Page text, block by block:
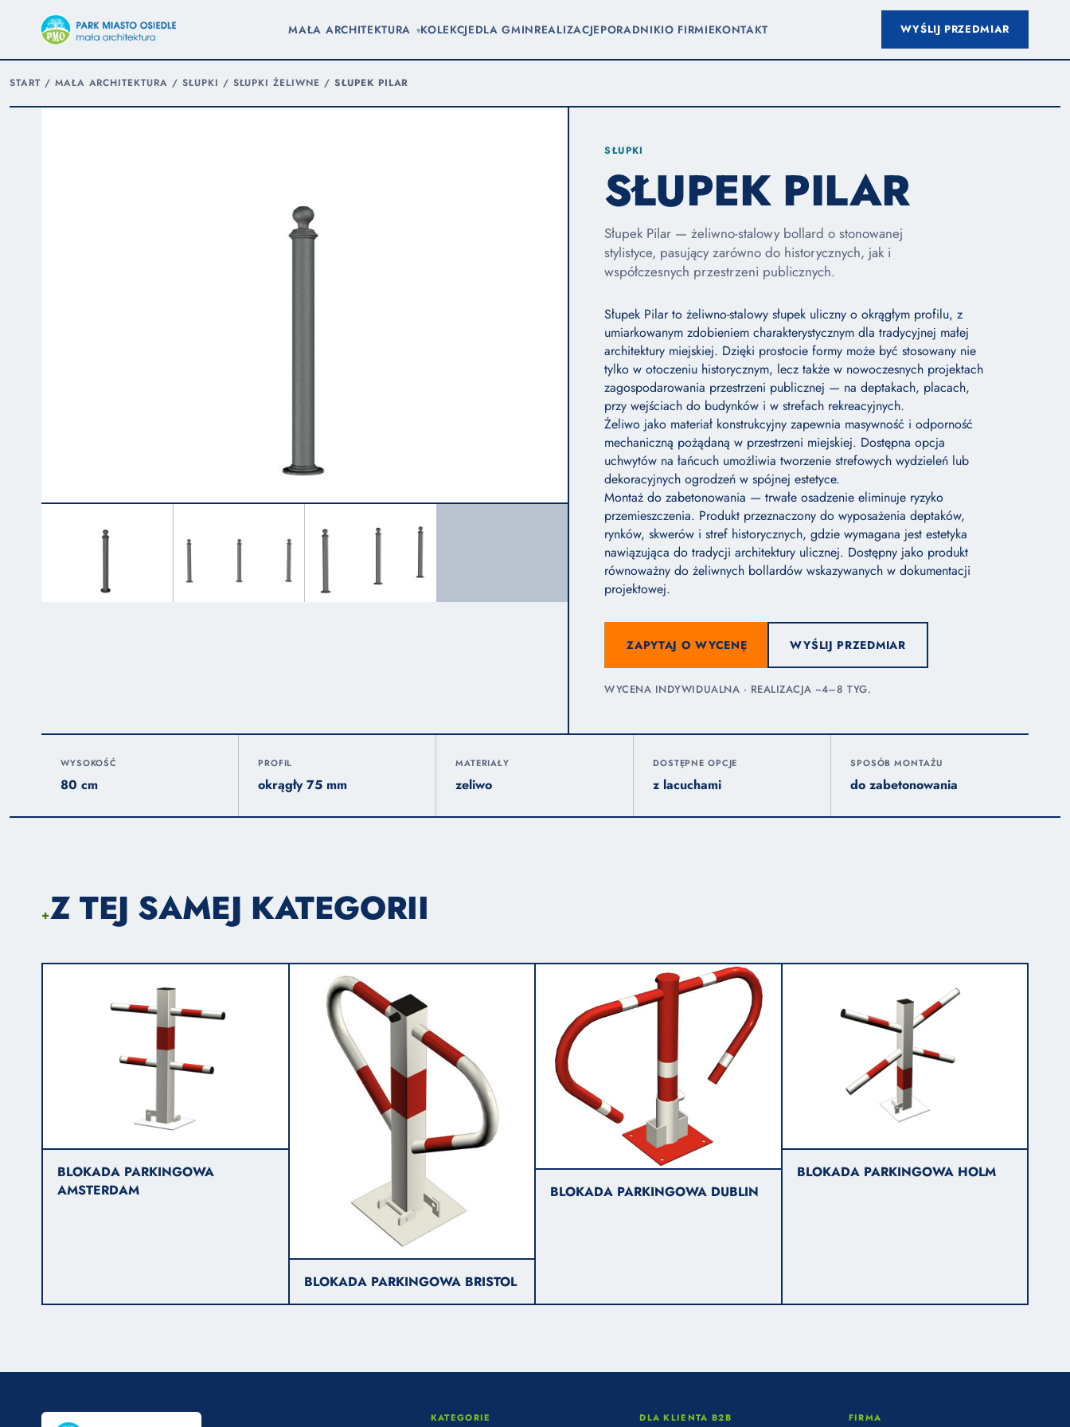
MAŁA ARCHITEKTURA ▾KOLEKCJEDLA GMINREALIZACJEPORADNIKIO FIRMIEKONTAKT WYŚLIJ PRZEDMIAR
START/ MAŁA ARCHITEKTURA / SŁUPKI / SŁUPKI ŻELIWNE / SŁUPEK PILAR
SŁUPKI
SŁUPEK PILAR
Słupek Pilar — żeliwno-stalowy bollard o stonowanej
stylistyce, pasujący zarówno do historycznych, jak i
współczesnych przestrzeni publicznych.
Słupek Pilar to żeliwno-stalowy słupek uliczny o okrągłym profilu, z
umiarkowanym zdobieniem charakterystycznym dla tradycyjnej małej
architektury miejskiej. Dzięki prostocie formy może być stosowany nie
tylko w otoczeniu historycznym, lecz także w nowoczesnych projektach
zagospodarowania przestrzeni publicznej — na deptakach, placach,
przy wejściach do budynków i w strefach rekreacyjnych.
Żeliwo jako materiał konstrukcyjny zapewnia masywność i odporność
mechaniczną pożądaną w przestrzeni miejskiej. Dostępna opcja
uchwytów na łańcuch umożliwia tworzenie strefowych wydzieleń lub
dekoracyjnych ogrodzeń w spójnej estetyce.
Montaż do zabetonowania — trwałe osadzenie eliminuje ryzyko
przemieszczenia. Produkt przeznaczony do wyposażenia deptaków,
rynków, skwerów i stref historycznych, gdzie wymagana jest estetyka
nawiązująca do tradycji architektury ulicznej. Dostępny jako produkt
równoważny do żeliwnych bollardów wskazywanych w dokumentacji
projektowej.
ZAPYTAJ O WYCENĘ WYŚLIJ PRZEDMIAR
WYCENA INDYWIDUALNA · REALIZACJA ~4–8 TYG.
WYSOKOŚĆ
80 cm
PROFIL
okrągły 75 mm
MATERIAŁY
zeliwo
DOSTĘPNE OPCJE
z lacuchami
SPOSÓB MONTAŻU
do zabetonowania
+Z TEJ SAMEJ KATEGORII
BLOKADA PARKINGOWA
AMSTERDAM
BLOKADA PARKINGOWA BRISTOL
BLOKADA PARKINGOWA DUBLIN
BLOKADA PARKINGOWA HOLM
KATEGORIE DLA KLIENTA B2B FIRMA